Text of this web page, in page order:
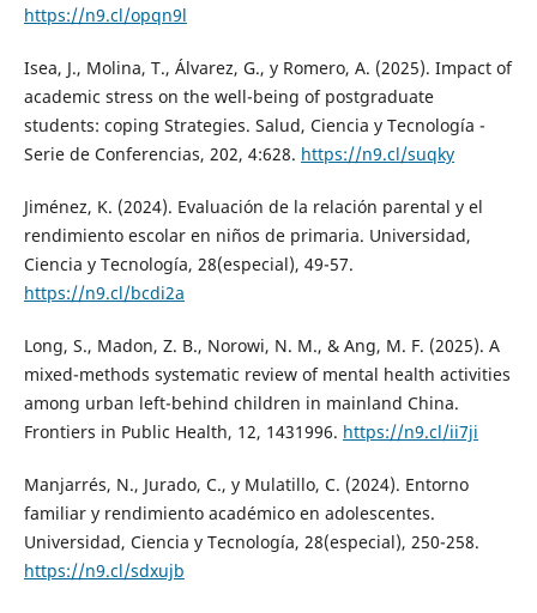
https://n9.cl/opqn9l
Isea, J., Molina, T., Álvarez, G., y Romero, A. (2025). Impact of
academic stress on the well-being of postgraduate
students: coping Strategies. Salud, Ciencia y Tecnología -
Serie de Conferencias, 202, 4:628. https://n9.cl/suqky
Jiménez, K. (2024). Evaluación de la relación parental y el
rendimiento escolar en niños de primaria. Universidad,
Ciencia y Tecnología, 28(especial), 49-57.
https://n9.cl/bcdi2a
Long, S., Madon, Z. B., Norowi, N. M., & Ang, M. F. (2025). A
mixed-methods systematic review of mental health activities
among urban left-behind children in mainland China.
Frontiers in Public Health, 12, 1431996. https://n9.cl/ii7ji
Manjarrés, N., Jurado, C., y Mulatillo, C. (2024). Entorno
familiar y rendimiento académico en adolescentes.
Universidad, Ciencia y Tecnología, 28(especial), 250-258.
https://n9.cl/sdxujb